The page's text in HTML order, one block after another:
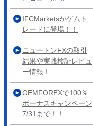
IFCMarketsがゲムト
レードに登場！！
ニュートンFXの取引
結果や実践検証レビュ
ー情報！
GEMFOREXで100％
ボーナスキャンペーン
7/31まで！！